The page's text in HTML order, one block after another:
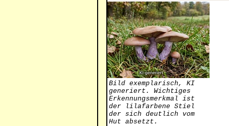
Bild exemplarisch, KI
generiert. Wichtiges
Erkennungsmerkmal ist
der lilafarbene Stiel
der sich deutlich vom
Hut absetzt.